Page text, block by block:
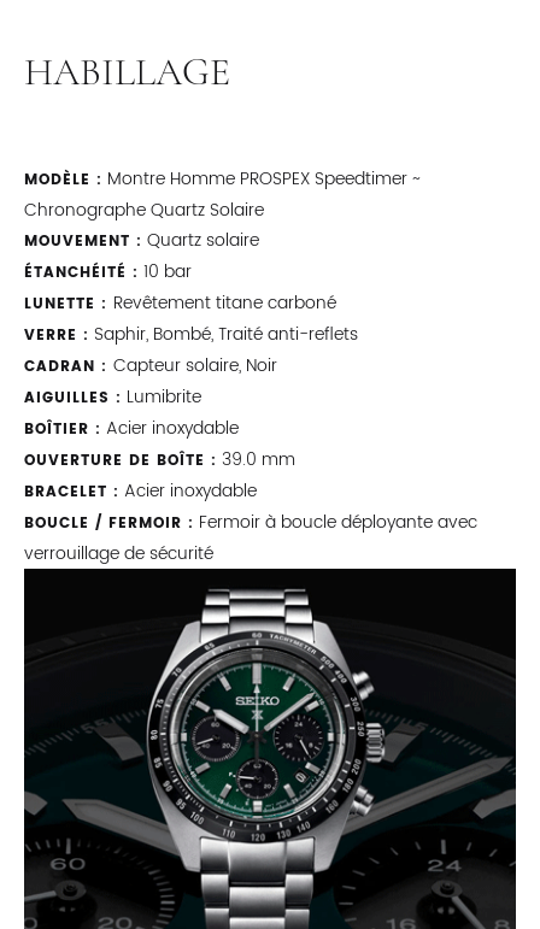
HABILLAGE
MODÈLE : Montre Homme PROSPEX Speedtimer ~
Chronographe Quartz Solaire
MOUVEMENT : Quartz solaire
ÉTANCHÉITÉ : 10 bar
LUNETTE : Revêtement titane carboné
VERRE : Saphir, Bombé, Traité anti-reflets
CADRAN : Capteur solaire, Noir
AIGUILLES : Lumibrite
BOÎTIER : Acier inoxydable
OUVERTURE DE BOÎTE : 39.0 mm
BRACELET : Acier inoxydable
BOUCLE / FERMOIR : Fermoir à boucle déployante avec
verrouillage de sécurité